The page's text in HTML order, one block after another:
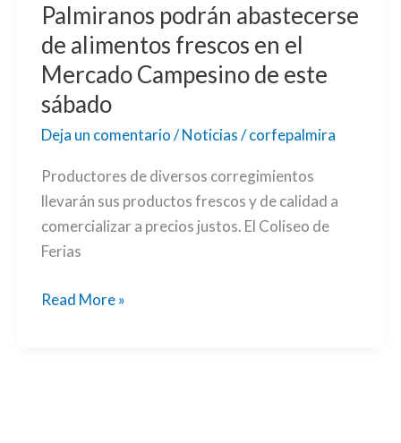
Palmiranos podrán abastecerse
de alimentos frescos en el
Mercado Campesino de este
sábado
Deja un comentario/Noticias/corfepalmira
Productores de diversos corregimientos
llevarán sus productos frescos y de calidad a
comercializar a precios justos. El Coliseo de
Ferias
este
sábado
Read More »